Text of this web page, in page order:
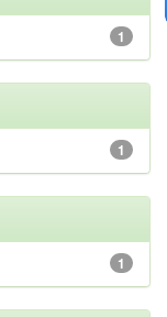
1
1
1